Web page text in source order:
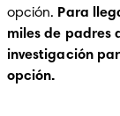
opción. Para
miles de padres
investigación
opción.